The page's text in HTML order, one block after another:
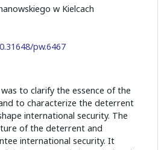
w Kielcach
pw.6467
to clarify the essence of the
to characterize the deterrent
international security. The
of the deterrent and
international security. It